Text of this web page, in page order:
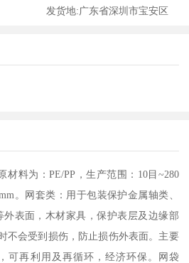
发货地:广东省深圳市宝安区
料为：PE/PP，生产范围：10目~280
。网套类：用于包装保护金属轴类、
表面，木材家具，保护表层及边缘部
不会受到损伤，防止损伤外表面。主要
可再利用及再循环，经济环保。网袋